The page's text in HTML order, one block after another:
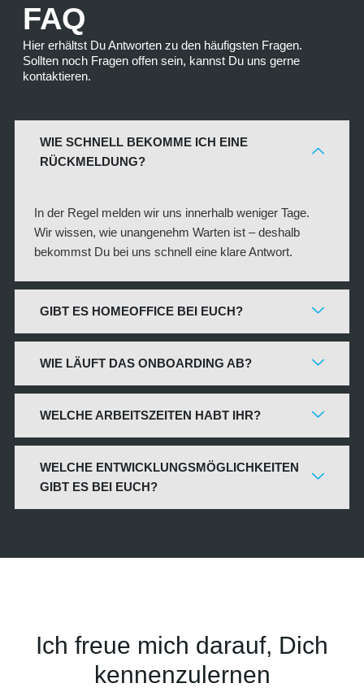
FAQ
Hier erhältst Du Antworten zu den häufigsten Fragen.
Sollten noch Fragen offen sein, kannst Du uns gerne
kontaktieren.
WIE SCHNELL BEKOMME ICH EINE
RÜCKMELDUNG?
In der Regel melden wir uns innerhalb weniger Tage.
Wir wissen, wie unangenehm Warten ist – deshalb
bekommst Du bei uns schnell eine klare Antwort.
GIBT ES HOMEOFFICE BEI EUCH?
WIE LÄUFT DAS ONBOARDING AB?
WELCHE ARBEITSZEITEN HABT IHR?
WELCHE ENTWICKLUNGSMÖGLICHKEITEN
GIBT ES BEI EUCH?
Ich freue mich darauf, Dich
kennenzulernen